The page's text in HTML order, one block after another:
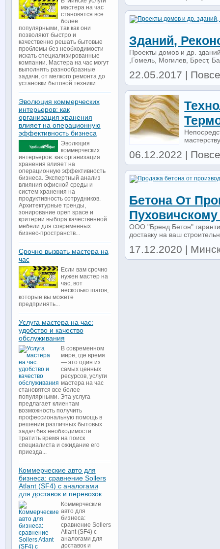
Зданий,
Проекты домов и др.
,Гомель, Могилев, Брест,
22.05.2017 |
06.12.2022 |
Бетона От
ООО "Бренд Бетон"
доставку на ваш
17.12.2020 |
мастера на час
становятся все
более
популярными, так как они
позволяют быстро и
качественно решать бытовые
проблемы без необходимости
искать специализированные
компании. Мастера на час могут
выполнять разнообразные
задачи, от мелкого ремонта до
установки бытовой техники...
Эволюция коммерческих
интерьеров: как
организация хранения
влияет на операционную
эффективность бизнеса
Эволюция
коммерческих
интерьеров: как организация
хранения влияет на
операционную эффективность
бизнеса. Экспертный анализ
влияния офисной среды и
систем хранения на
продуктивность сотрудников.
Архитектурные тренды,
зонирование open space и
критерии выбора качественной
мебели для современных
бизнес-пространств...
Срочно вызвать мастера на
час
Если вам срочно
нужен мастер на
час, вот
несколько шагов,
которые вы можете
предпринять...
Услуга мастера на час:
удобство и качество
обслуживания
В современном
мире, где время
— это один из
самых ценных
ресурсов, услуги
мастера на час
становятся все более
популярными. Эта услуга
предлагает клиентам
возможность получить
профессиональную помощь в
решении различных бытовых
задач без необходимости
тратить время на поиск
специалиста и ожидание его
приезда...
Коммерческие авто для
бизнеса: сравнение Sollers
Atlant (SF4) с аналогами
для доставок и перевозок
Коммерческие
авто для
бизнеса:
сравнение Sollers
Atlant (SF4) с
аналогами для
доставок и